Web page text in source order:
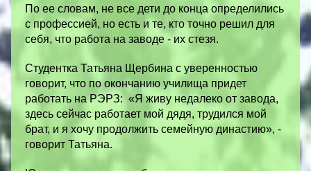
По ее словам, не все дети до конца определились
с профессией, но есть и те, кто точно решил для
себя, что работа на заводе - их стезя.
Студентка Татьяна Щербина с уверенностью
говорит, что по окончанию училища придет
работать на РЭРЗ: «Я живу недалеко от завода,
здесь сейчас работает мой дядя, трудился мой
брат, и я хочу продолжить семейную династию», -
говорит Татьяна.